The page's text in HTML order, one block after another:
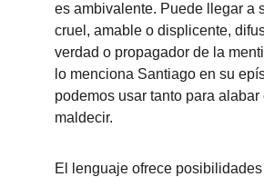
es ambivalente. Puede llegar a
cruel, amable o displicente,
verdad o propagador de la
lo menciona Santiago en su
podemos usar tanto para alabar
maldecir.
El lenguaje ofrece posibilidades